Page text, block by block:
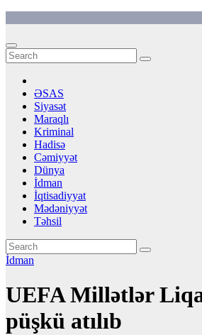
content
ƏSAS
Siyasət
Maraqlı
Kriminal
Hadisə
Cəmiyyət
Dünya
İdman
İqtisadiyyat
Mədəniyyət
Təhsil
İdman
UEFA Millətlər
püşkü atılıb